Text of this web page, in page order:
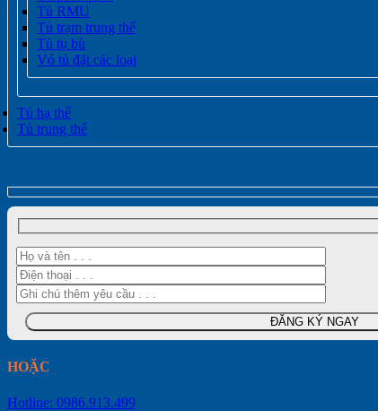
Tủ RMU
Tủ trạm trung thế
Tủ tụ bù
Vỏ tủ đặt các loại
Tủ hạ thế
Tủ trung thế
HOẶC
Hotline: 0986.913.499